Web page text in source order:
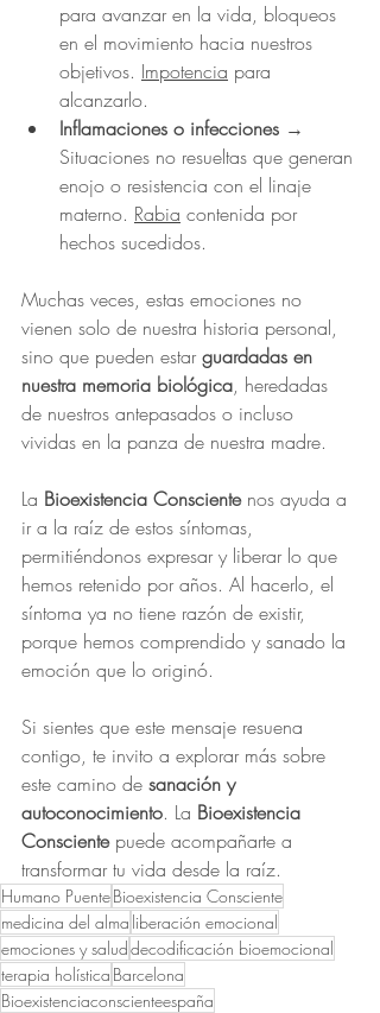
para avanzar en la vida, bloqueos
en el movimiento hacia nuestros
objetivos. Impotencia para
alcanzarlo.
Inflamaciones o infecciones →
Situaciones no resueltas que generan
enojo o resistencia con el linaje
materno. Rabia contenida por
hechos sucedidos.
Muchas veces, estas emociones no
vienen solo de nuestra historia personal,
sino que pueden estar guardadas en
nuestra memoria biológica, heredadas
de nuestros antepasados o incluso
vividas en la panza de nuestra madre.
La Bioexistencia Consciente nos ayuda a
ir a la raíz de estos síntomas,
permitiéndonos expresar y liberar lo que
hemos retenido por años. Al hacerlo, el
síntoma ya no tiene razón de existir,
porque hemos comprendido y sanado la
emoción que lo originó.
Si sientes que este mensaje resuena
contigo, te invito a explorar más sobre
este camino de sanación y
autoconocimiento. La Bioexistencia
Consciente puede acompañarte a
transformar tu vida desde la raíz.
Humano PuenteBioexistencia Consciente
medicina del alma liberación emocional
emociones y saluddecodificación bioemocional
terapia holística Barcelona
Bioexistenciaconscienteespaña